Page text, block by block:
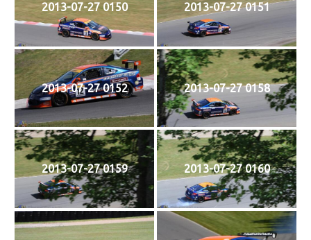
2013-07-27 0150 2013-07-27 0151
2013-07-27 0152 2013-07-27 0158
2013-07-27 0159 2013-07-27 0160